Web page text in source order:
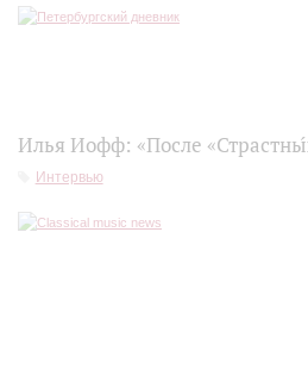
Илья Иофф: «После
Интервью